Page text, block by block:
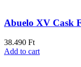
Abuelo XV Cask
38.490 Ft
Add to cart